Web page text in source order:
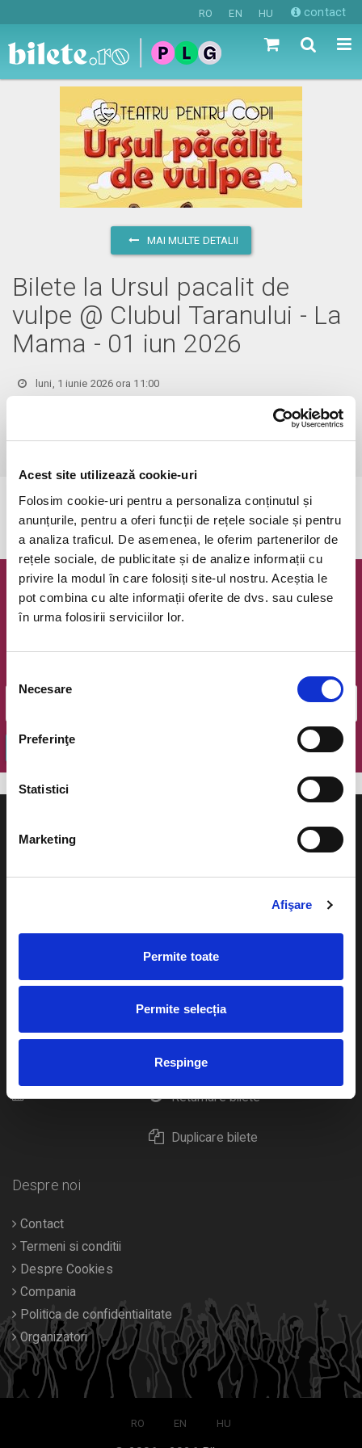
Acest site utilizează cookie-uri
Folosim cookie-uri pentru a personaliza conținutul și
anunțurile, pentru a oferi funcții de rețele sociale și pentru
a analiza traficul. De asemenea, le oferim partenerilor de
rețele sociale, de publicitate și de analize informații cu
privire la modul în care folosiți site-ul nostru. Aceștia le
pot combina cu alte informații oferite de dvs. sau culese
în urma folosirii serviciilor lor.
consimțământului
Necesare
Preferinţe
Statistici
Marketing
Afişare
Permite toate
Permite selecția
Respinge
RO EN HU contact
MAI MULTE DETALII
Bilete la Ursul pacalit de
vulpe @ Clubul Taranului - La
Mama - 01 iun 2026
luni, 1 iunie 2026 ora 11:00
Evenimentul a expirat.
Newsletter @ Bilete.ro
OK
Cum comand bilete?
eBilet printat acasa
Livrare prin curier
Returnare bilete
Duplicare bilete
Cultura
Calendar
Despre noi
Contact
Termeni si conditii
Despre Cookies
Compania
Politica de confidentialitate
Organizatori
RO EN HU